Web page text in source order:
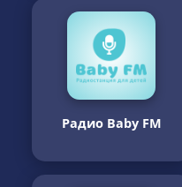
Радио Baby FM